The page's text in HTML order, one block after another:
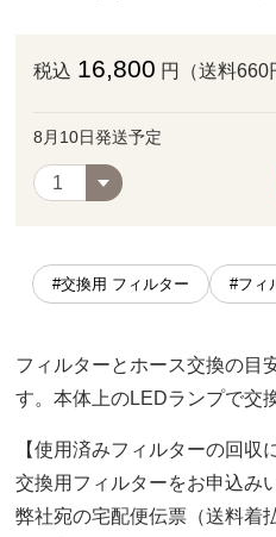
税込 16,800 円（送料660
8月10日発送予定
#交換用 フィルター #フィ
フィルターとホース交換の目
す。本体上のLEDランプで交
【使用済みフィルターの回収
交換用フィルターをお申込み
弊社宛の宅配便伝票（送料着